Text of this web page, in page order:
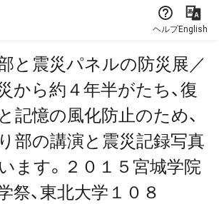
ヘルプEnglish
と震災パネルの防災展／
から約４年半がたち、復
記憶の風化防止のため、
部の講演と震災記録写真
ます。２０１５宮城学院
祭、東北大学１０８